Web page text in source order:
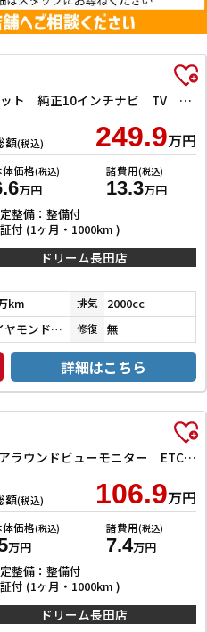
ハイウェイスターV プロパイロット 純正10インチナビ TV Bluetooth対応 アラウンドビューモニター 両側自動ドア 電子パーキング クルーズコントロール LEDヘッドライト 革巻きステアリング スマートキー
額(税込) 249.9万円
体価格(税込)
万円
諸費用(税込)
13.3万円
整備：整備付
付 (1ヶ月・1000km )
ドリーム長田店
km 排気 2000cc
ダイヤモンドブラックパール 修復 無
詳細はこちら
X 衝突軽減B 社外ナビ TV アラウンドビューモニター ETC 左パワースライドドア スマートキー プッシュスタート アイドリングストップ ステアリングスイッチ タッチパネルオートエアコン
額(税込) 106.9万円
体価格(税込)
万円
諸費用(税込)
7.4万円
整備：整備付
付 (1ヶ月・1000km )
ドリーム長田店